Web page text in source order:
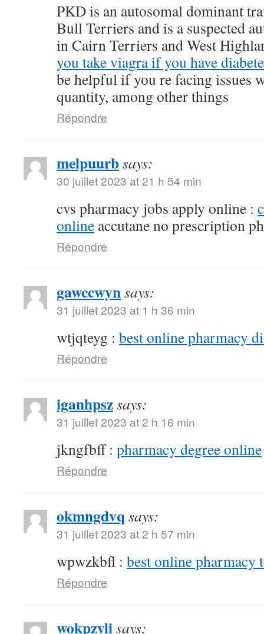
PKD is an autosomal dominant
Bull Terriers and is a suspected
in Cairn Terriers and West
you take viagra if you have
be helpful if you re facing issues
quantity, among other things
Répondre
melpuurbsays:
30 juillet 2023 at 21 h 54 min
cvs pharmacy jobs apply online :
online accutane no prescription
Répondre
gawccwynsays:
31 juillet 2023 at 1 h 36 min
wtjqteyg : best online pharmacy
Répondre
iganhpszsays:
31 juillet 2023 at 2 h 16 min
jkngfbff : pharmacy degree online
Répondre
okmngdvq says:
31 juillet 2023 at 2 h 57 min
wpwzkbfl : best online pharmacy
Répondre
wokpzylisays: